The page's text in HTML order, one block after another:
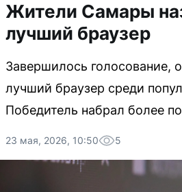
Жители Самары
лучший браузер
Завершилось голосование,
лучший браузер среди
Победитель набрал более
23 мая, 2026, 10:50 5